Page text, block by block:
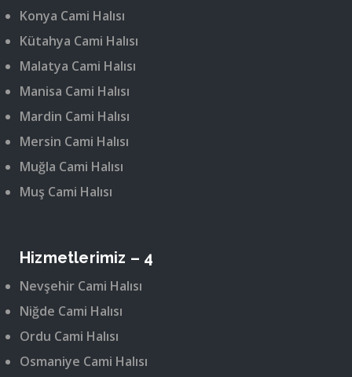
Konya Cami Halısı
Kütahya Cami Halısı
Malatya Cami Halısı
Manisa Cami Halısı
Mardin Cami Halısı
Mersin Cami Halısı
Muğla Cami Halısı
Muş Cami Halısı
Hizmetlerimiz – 4
Nevşehir Cami Halısı
Niğde Cami Halısı
Ordu Cami Halısı
Osmaniye Cami Halısı